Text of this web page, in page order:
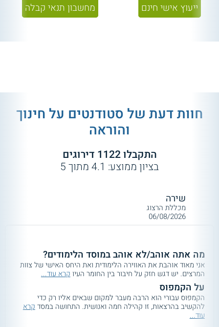
ייעוץ אישי חינם מחשבון תנאי קבלה
חוות דעת של סטודנטים על חינוך
והוראה
התקבלו1122 דירוגים
בציון ממוצע: 4.1מתוך5
שירה
מכללת הרצוג
06/08/2026
מה אתה אוהב/לא אוהב במוסד הלימודים?
אני מאוד אוהבת את האווירה הלימודית ואת היחס האישי של צוות
המרצים. יש דגש חזק על חיבור בין החומר העיו קרא עוד...
על הקמפוס
הקמפוס עבורי הוא הרבה מעבר למקום שבאים אליו רק כדי
להקשיב בהרצאות, זו קהילה חמה ואנושית. התחושה במסדקרא
עוד...